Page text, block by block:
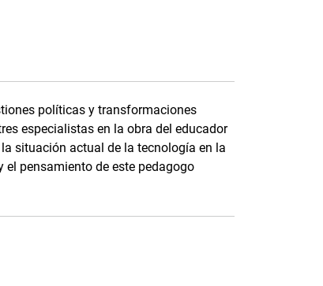
políticas y transformaciones
especialistas en la obra del educador
situación actual de la tecnología en la
pensamiento de este pedagogo